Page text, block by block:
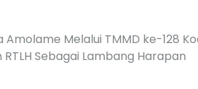
Melalui TMMD ke-128
Sebagai Lambang Harapan